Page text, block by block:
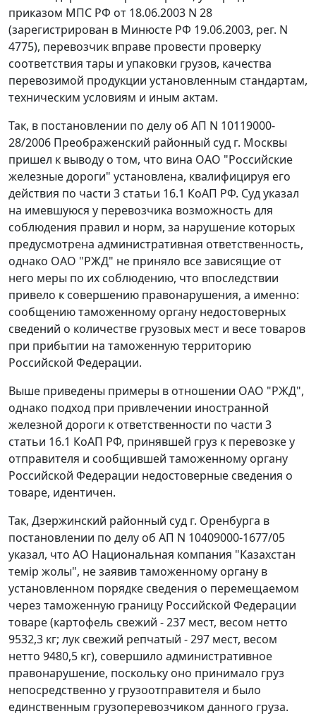
приказом МПС РФ от 18.06.2003 N 28
(зарегистрирован в Минюсте РФ 19.06.2003, рег. N
4775), перевозчик вправе провести проверку
соответствия тары и упаковки грузов, качества
перевозимой продукции установленным стандартам,
техническим условиям и иным актам.
Так, в постановлении по делу об АП N 10119000-
28/2006 Преображенский районный суд г. Москвы
пришел к выводу о том, что вина ОАО "Российские
железные дороги" установлена, квалифицируя его
действия по части 3 статьи 16.1 КоАП РФ. Суд указал
на имевшуюся у перевозчика возможность для
соблюдения правил и норм, за нарушение которых
предусмотрена административная ответственность,
однако ОАО "РЖД" не приняло все зависящие от
него меры по их соблюдению, что впоследствии
привело к совершению правонарушения, а именно:
сообщению таможенному органу недостоверных
сведений о количестве грузовых мест и весе товаров
при прибытии на таможенную территорию
Российской Федерации.
Выше приведены примеры в отношении ОАО "РЖД",
однако подход при привлечении иностранной
железной дороги к ответственности по части 3
статьи 16.1 КоАП РФ, принявшей груз к перевозке у
отправителя и сообщившей таможенному органу
Российской Федерации недостоверные сведения о
товаре, идентичен.
Так, Дзержинский районный суд г. Оренбурга в
постановлении по делу об АП N 10409000-1677/05
указал, что АО Национальная компания "Казахстан
темiр жолы", не заявив таможенному органу в
установленном порядке сведения о перемещаемом
через таможенную границу Российской Федерации
товаре (картофель свежий - 237 мест, весом нетто
9532,3 кг; лук свежий репчатый - 297 мест, весом
нетто 9480,5 кг), совершило административное
правонарушение, поскольку оно принимало груз
непосредственно у грузоотправителя и было
единственным грузоперевозчиком данного груза.